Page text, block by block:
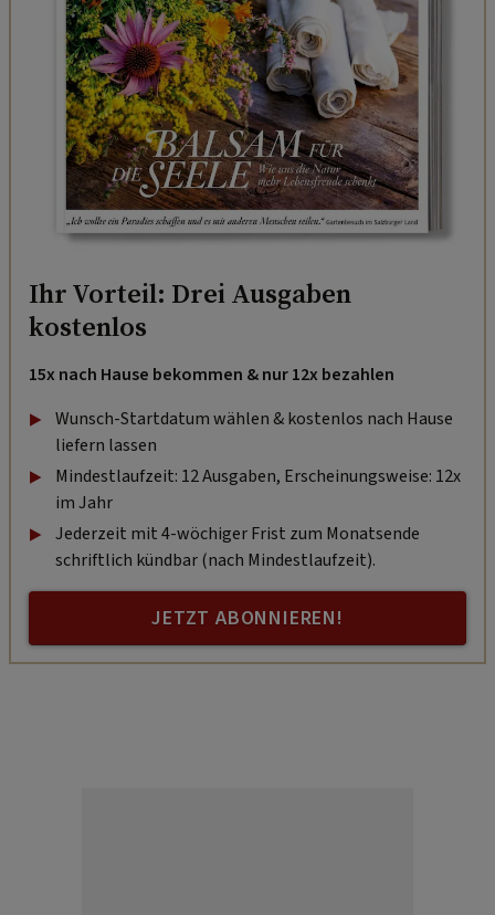
Ihr Vorteil: Drei Ausgaben
kostenlos
15x nach Hause bekommen & nur 12x bezahlen
Wunsch-Startdatum wählen & kostenlos nach Hause
liefern lassen
Mindestlaufzeit: 12 Ausgaben, Erscheinungsweise: 12x
im Jahr
Jederzeit mit 4-wöchiger Frist zum Monatsende
schriftlich kündbar (nach Mindestlaufzeit).
JETZT ABONNIEREN!